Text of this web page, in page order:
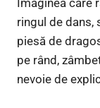
ringul de dans,
piesă de
pe rând,
nevoie de